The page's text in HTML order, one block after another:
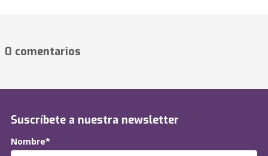
0 comentarios
Suscríbete a nuestra newsletter
Nombre*